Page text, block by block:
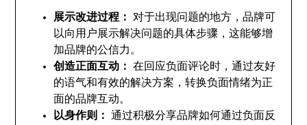
展示改进过程：
对于出现问题的地方，品牌可
以向用户展示解决问题的具体步骤，这能够增
加品牌的公信力。
创造正面互动：
在回应负面评论时，通过友好
的语气和有效的解决方案，转换负面情绪为正
面的品牌互动。
以身作则：
通过积极分享品牌如何通过负面反